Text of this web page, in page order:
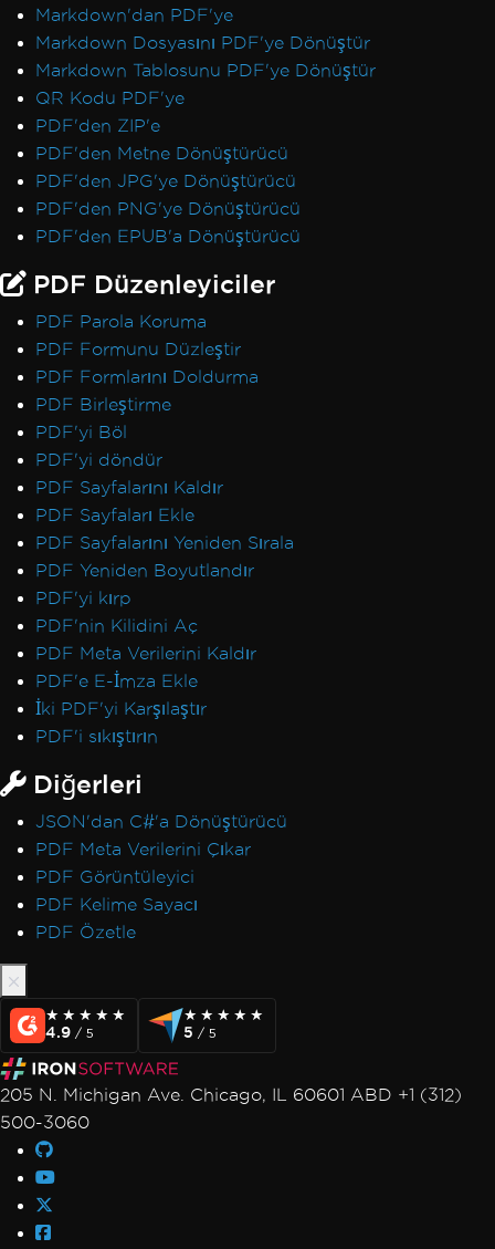
Markdown'dan PDF'ye
Markdown Dosyasını PDF'ye Dönüştür
Markdown Tablosunu PDF'ye Dönüştür
QR Kodu PDF'ye
PDF'den ZIP'e
PDF'den Metne Dönüştürücü
PDF'den JPG'ye Dönüştürücü
PDF'den PNG'ye Dönüştürücü
PDF'den EPUB'a Dönüştürücü
PDF Düzenleyiciler
PDF Parola Koruma
PDF Formunu Düzleştir
PDF Formlarını Doldurma
PDF Birleştirme
PDF'yi Böl
PDF'yi döndür
PDF Sayfalarını Kaldır
PDF Sayfaları Ekle
PDF Sayfalarını Yeniden Sırala
PDF Yeniden Boyutlandır
PDF'yi kırp
PDF'nin Kilidini Aç
PDF Meta Verilerini Kaldır
PDF'e E-İmza Ekle
İki PDF'yi Karşılaştır
PDF'i sıkıştırın
Diğerleri
JSON'dan C#'a Dönüştürücü
PDF Meta Verilerini Çıkar
PDF Görüntüleyici
PDF Kelime Sayacı
PDF Özetle
★★★★★
★★★★★
4.9 / 5
★★★★★
★★★★★
5 / 5
205 N. Michigan Ave. Chicago, IL 60601 ABD +1 (312)
500-3060